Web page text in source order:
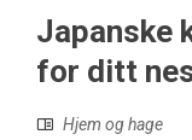
Japanske
for ditt
Hjem og hage